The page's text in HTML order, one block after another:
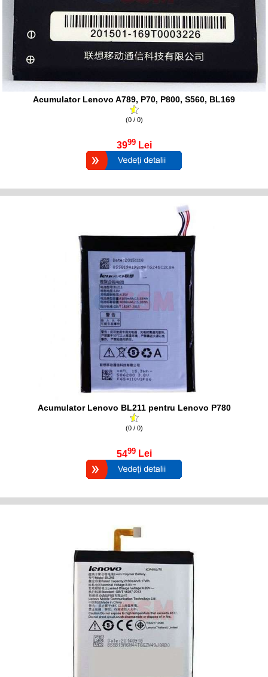
Acumulator Lenovo A789, P70, P800, S560, BL169
(0 / 0)
3999 Lei
Acumulator Lenovo BL211 pentru Lenovo P780
(0 / 0)
5499 Lei